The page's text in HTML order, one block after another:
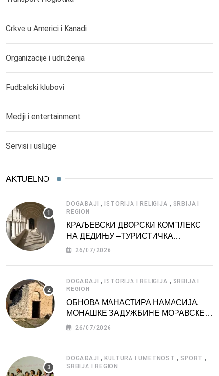
Crkve u Americi i Kanadi
Organizacije i udruženja
Fudbalski klubovi
Mediji i entertainment
Servisi i usluge
AKTUELNO
DOGAĐAJI , ISTORIJA I RELIGIJA , SRBIJA I
REGION
КРАЉЕВСКИ ДВОРСКИ КОМПЛЕКС
НА ДЕДИЊУ –ТУРИСТИЧКА
АТРАКЦИЈА
26/07/2026
DOGAĐAJI , ISTORIJA I RELIGIJA , SRBIJA I
REGION
ОБНОВА МАНАСТИРА НАМАСИЈА,
МОНАШКЕ ЗАДУЖБИНЕ МОРАВСКЕ
СРБИЈЕ
26/07/2026
DOGAĐAJI ,KULTURA I UMETNOST , SPORT ,
SRBIJA I REGION